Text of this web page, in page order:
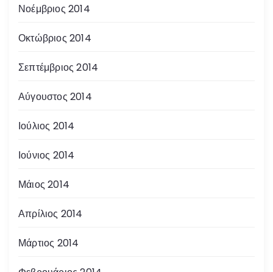
Νοέμβριος 2014
Οκτώβριος 2014
Σεπτέμβριος 2014
Αύγουστος 2014
Ιούλιος 2014
Ιούνιος 2014
Μάιος 2014
Απρίλιος 2014
Μάρτιος 2014